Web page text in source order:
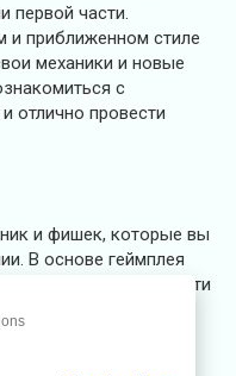
первой части.
приближенном стиле
механики и новые
с
отлично провести
и фишек, которые вы
В основе геймплея
подразумевает пройти
Он может нестись
с преступниками.
карта и